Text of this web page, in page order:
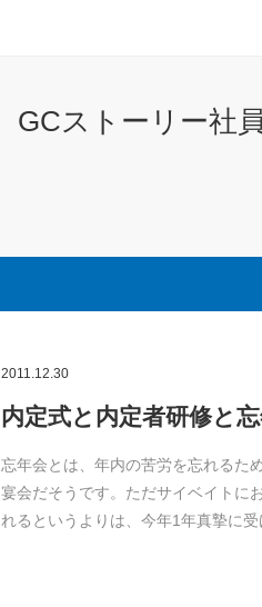
GCストーリー社
2011.12.30
内定式と内定者研修と忘
忘年会とは、年内の苦労を忘れるた
宴会だそうです。ただサイベイトに
れるというよりは、今年1年真摯に受